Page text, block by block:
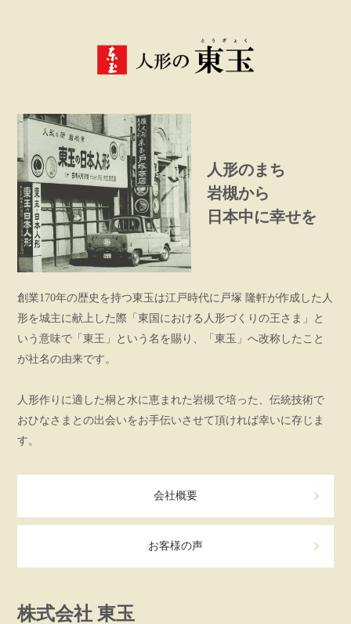
人形のまち
岩槻から
日本中に幸せを
創業170年の歴史を持つ東玉は江戸時代に戸塚 隆軒が作成した人
形を城主に献上した際「東国における人形づくりの王さま」と
いう意味で「東王」という名を賜り、「東玉」へ改称したこと
が社名の由来です。
人形作りに適した桐と水に恵まれた岩槻で培った、伝統技術で
おひなさまとの出会いをお手伝いさせて頂ければ幸いに存じま
す。
会社概要
お客様の声
株式会社 東玉